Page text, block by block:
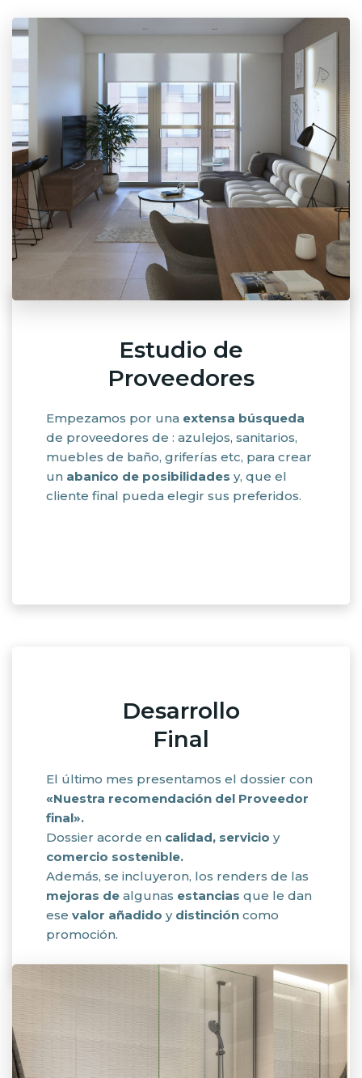
Estudio de
Proveedores
Empezamos por una extensa búsqueda
de proveedores de : azulejos, sanitarios,
muebles de baño, griferías etc, para crear
un abanico de posibilidades y, que el
cliente final pueda elegir sus preferidos.
Desarrollo
Final
El último mes presentamos el dossier con
«Nuestra recomendación del Proveedor
final».
Dossier acorde en calidad, servicio y
comercio sostenible.
Además, se incluyeron, los renders de las
mejoras de algunas estancias que le dan
ese valor añadido y distincióncomo
promoción.